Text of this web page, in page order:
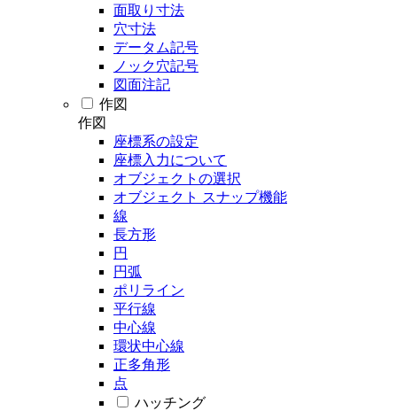
面取り寸法
穴寸法
データム記号
ノック穴記号
図面注記
作図
作図
座標系の設定
座標入力について
オブジェクトの選択
オブジェクト スナップ機能
線
長方形
円
円弧
ポリライン
平行線
中心線
環状中心線
正多角形
点
ハッチング